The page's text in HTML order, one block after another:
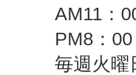
AM11：
PM8：
毎週火曜